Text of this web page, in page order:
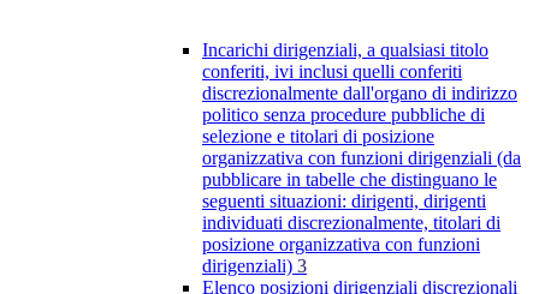
Incarichi dirigenziali, a qualsiasi titolo
conferiti, ivi inclusi quelli conferiti
discrezionalmente dall'organo di indirizzo
politico senza procedure pubbliche di
selezione e titolari di posizione
organizzativa con funzioni dirigenziali (da
pubblicare in tabelle che distinguano le
seguenti situazioni: dirigenti, dirigenti
individuati discrezionalmente, titolari di
posizione organizzativa con funzioni
dirigenziali) 3
Elenco posizioni dirigenziali discrezionali